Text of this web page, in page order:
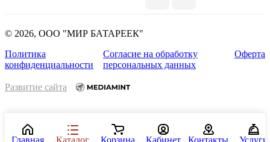
© 2026, ООО "МИР БАТАРЕЕК"
Политика
конфиденциальности
Согласие на обработку
персональных данных
Оферта
Развитие сайта